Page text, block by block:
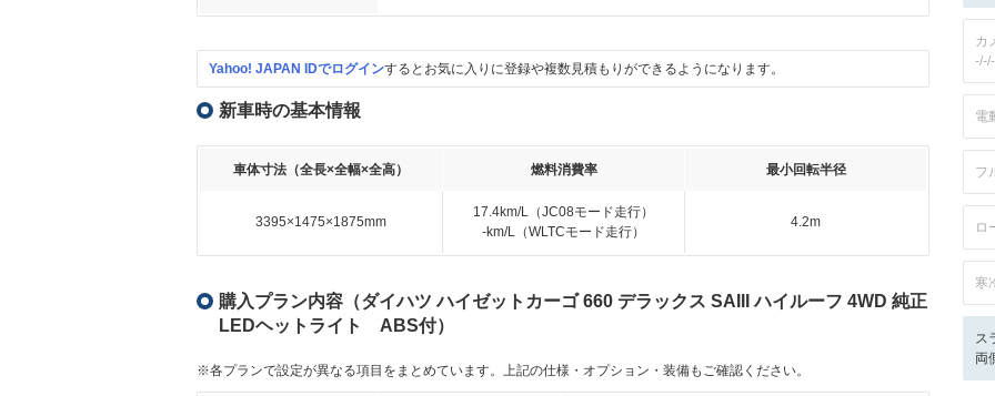
Yahoo! JAPAN IDでログインするとお気に入りに登録や複数見積もりができるようになります。
新車時の基本情報
車体寸法（全長×全幅×全高） 燃料消費率 最小回転半径
3395×1475×1875mm
17.4km/L（JC08モード走行）
-km/L（WLTCモード走行）
4.2m
購入プラン内容（ダイハツ ハイゼットカーゴ 660 デラックス SAIII ハイルーフ 4WD 純正
LEDヘットライト ABS付）
※各プランで設定が異なる項目をまとめています。上記の仕様・オプション・装備もご確認ください。
カ
電
フ
ロ
寒
ス
両